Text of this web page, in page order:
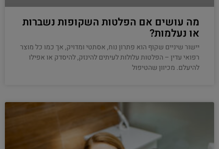
מה עושים אם הפלטות השקופות נשברות
או נעלמות?
יישור שיניים שקוף הוא פתרון נוח, אסתטי ומדויק, אך כמו כל מוצר
רפואי עדין – הפלטות עלולות לעיתים להינזק, להיסדק או אפילו
להיעלם. מכיוון שהטיפול